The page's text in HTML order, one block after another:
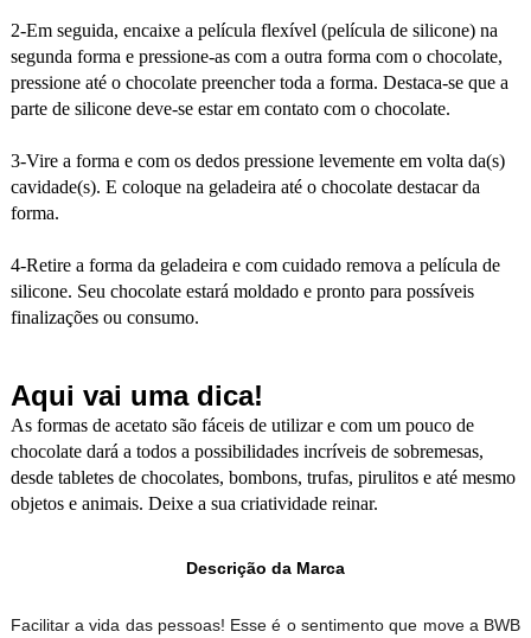
2-Em seguida, encaixe a película flexível (película de silicone) na
segunda forma e pressione-as com a outra forma com o chocolate,
pressione até o chocolate preencher toda a forma. Destaca-se que a
parte de silicone deve-se estar em contato com o chocolate.
3-Vire a forma e com os dedos pressione levemente em volta da(s)
cavidade(s). E coloque na geladeira até o chocolate destacar da
forma.
4-Retire a forma da geladeira e com cuidado remova a película de
silicone. Seu chocolate estará moldado e pronto para possíveis
finalizações ou consumo.
Aqui vai uma dica!
As formas de acetato são fáceis de utilizar e com um pouco de
chocolate dará a todos a possibilidades incríveis de sobremesas,
desde tabletes de chocolates, bombons, trufas, pirulitos e até mesmo
objetos e animais. Deixe a sua criatividade reinar.
Descrição da Marca
Facilitar a vida das pessoas! Esse é o sentimento que move a BWB